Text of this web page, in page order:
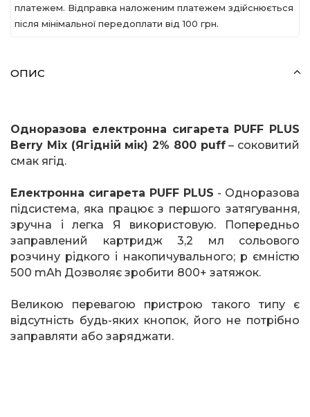
платежем. Відправка наложеним платежем здійснюється
після мінімальної передоплати вiд 100 грн.
ОПИС
Одноразова електронна сигарета PUFF PLUS
Berry Mix(Ягідній мік) 2% 800 puff– соковитий
смак ягід.
Електронна сигарета PUFF PLUS - Одноразова
підсистема, яка працює з першого затягування,
зручна і легка Я використовую. Попередньо
заправлений картридж 3,2 мл сольового
розчину рідкого і накопичувального; р ємністю
500 mAh Дозволяє зробити 800+ затяжок.
Великою перевагою пристрою такого типу є
відсутність будь-яких кнопок, його не потрібно
заправляти або заряджати.